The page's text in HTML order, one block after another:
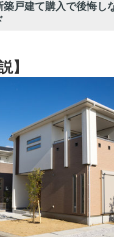
築戸建て購入で後悔し
】